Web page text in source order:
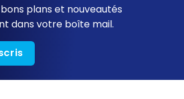
plans et nouveautés
dans votre boîte mail.